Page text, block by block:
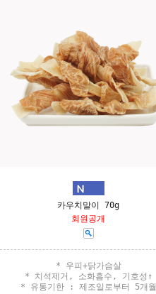
카우치말이 70g
회원공개
* 우피+닭가슴살
* 치석제거, 소화흡수, 기호성↑
* 유통기한 : 제조일로부터 5개월